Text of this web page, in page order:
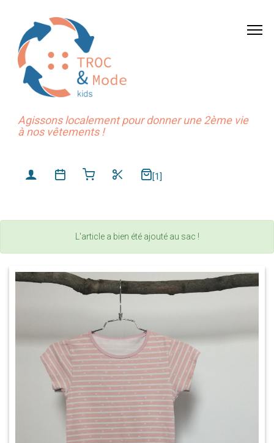
Agissons localement pour donner une 2ème vie
à nos vêtements !
[1]
L'article a bien été ajouté au sac !